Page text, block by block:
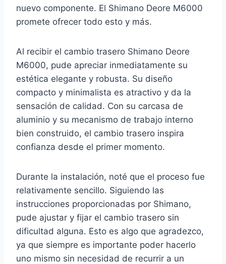
nuevo componente. El Shimano Deore M6000
promete ofrecer todo esto y más.
Al recibir el cambio trasero Shimano Deore
M6000, pude apreciar inmediatamente su
estética elegante y robusta. Su diseño
compacto y minimalista es atractivo y da la
sensación de calidad. Con su carcasa de
aluminio y su mecanismo de trabajo interno
bien construido, el cambio trasero inspira
confianza desde el primer momento.
Durante la instalación, noté que el proceso fue
relativamente sencillo. Siguiendo las
instrucciones proporcionadas por Shimano,
pude ajustar y fijar el cambio trasero sin
dificultad alguna. Esto es algo que agradezco,
ya que siempre es importante poder hacerlo
uno mismo sin necesidad de recurrir a un